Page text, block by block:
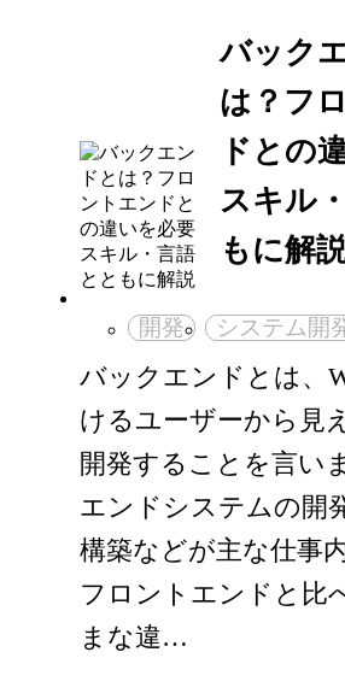
バック
は？フ
ドとの
スキル
もに解
開発 システム開
バックエンドとは、
けるユーザーから見
開発することを言い
エンドシステムの開
構築などが主な仕事
フロントエンドと比
まな違…